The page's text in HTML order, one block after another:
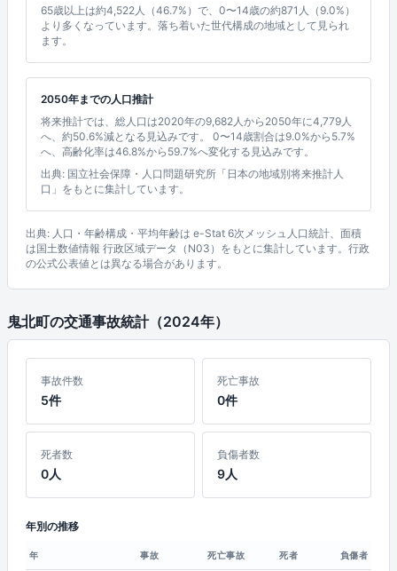
65歳以上は約4,522人（46.7%）で、0〜14歳の約871人（9.0%）
より多くなっています。落ち着いた世代構成の地域として見られ
ます。
2050年までの人口推計
将来推計では、総人口は2020年の9,682人から2050年に4,779人
へ、約50.6%減となる見込みです。 0〜14歳割合は9.0%から5.7%
へ、高齢化率は46.8%から59.7%へ変化する見込みです。
出典: 国立社会保障・人口問題研究所「日本の地域別将来推計人
口」をもとに集計しています。
出典: 人口・年齢構成・平均年齢は e-Stat 6次メッシュ人口統計、面積
は国土数値情報 行政区域データ（N03）をもとに集計しています。行政
の公式公表値とは異なる場合があります。
鬼北町の交通事故統計（2024年）
事故件数
5件
死亡事故
0件
死者数
0人
負傷者数
9人
年別の推移
年 事故 死亡事故 死者 負傷者